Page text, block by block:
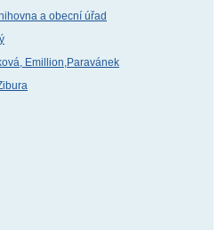
a obecní úřad
Emillion,Paravánek